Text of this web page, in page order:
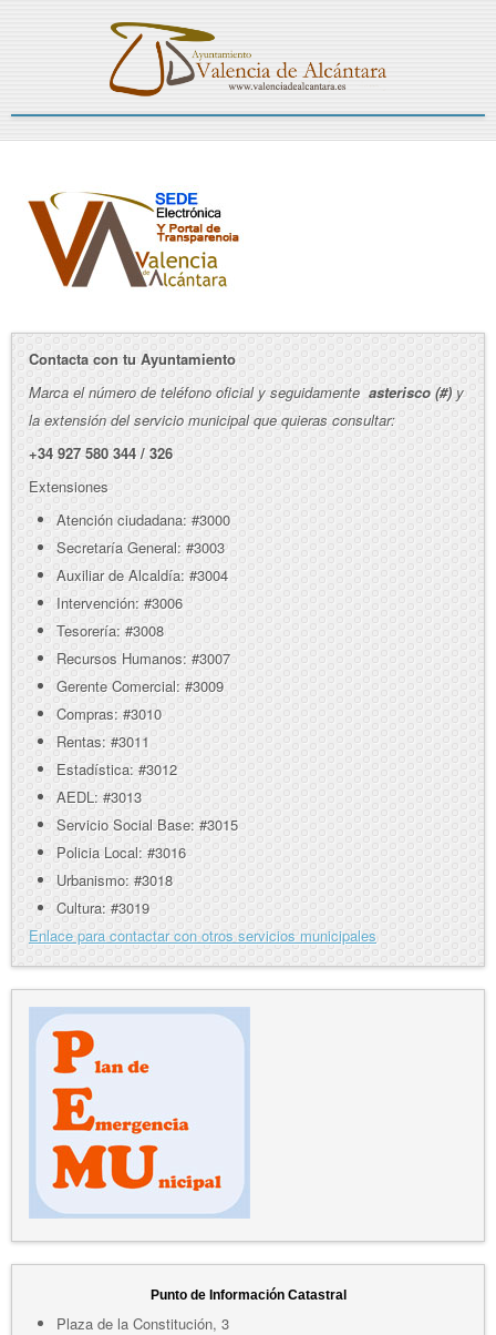
Contacta con tu Ayuntamiento
Marca el número de teléfono oficial y seguidamente asterisco (#)y
la extensión del servicio municipal que quieras consultar:
+34 927 580 344 / 326
Extensiones
Atención ciudadana: #3000
Secretaría General: #3003
Auxiliar de Alcaldía: #3004
Intervención: #3006
Tesorería: #3008
Recursos Humanos: #3007
Gerente Comercial: #3009
Compras: #3010
Rentas: #3011
Estadística: #3012
AEDL: #3013
Servicio Social Base: #3015
Policia Local: #3016
Urbanismo: #3018
Cultura: #3019
Enlace para contactar con otros servicios municipales
Punto de Información Catastral
Plaza de la Constitución, 3